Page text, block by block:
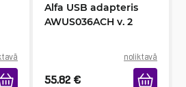
Alfa USB adapteris
AWUS036ACH v. 2
noliktavā
55.82 €